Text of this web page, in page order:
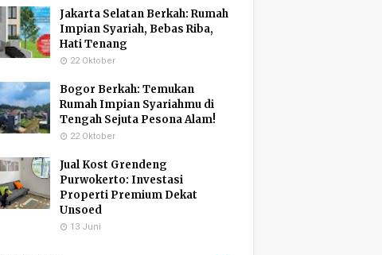
Jakarta Selatan Berkah: Rumah
Impian Syariah, Bebas Riba,
Hati Tenang
22 Oktober
Bogor Berkah: Temukan
Rumah Impian Syariahmu di
Tengah Sejuta Pesona Alam!
22 Oktober
Jual Kost Grendeng
Purwokerto: Investasi
Properti Premium Dekat
Unsoed
13 Juni